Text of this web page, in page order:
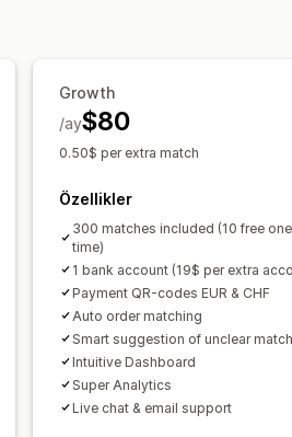
Growth
$80
/ay
0.50$ per extra match
Özellikler
300 matches included (10 free
time)
1 bank account (19$ per extra
Payment QR-codes EUR & CHF
Auto order matching
Smart suggestion of unclear
Intuitive Dashboard
Super Analytics
Live chat & email support